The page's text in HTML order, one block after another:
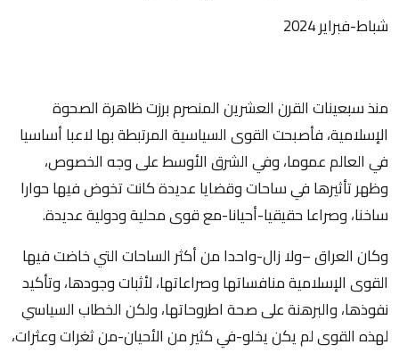
شباط-فبراير 2024
منذ سبعينات القرن العشرين المنصرم برزت ظاهرة الصحوة
الإسلامية، فأصبحت القوى السياسية المرتبطة بها لاعبا أساسيا
في العالم عموما، وفي الشرق الأوسط على وجه الخصوص،
وظهر تأثيرها في ساحات وقضايا عديدة كانت تخوض فيها حوارا
ساخنا، وصراعا حقيقيا-أحيانا-مع قوى محلية ودولية عديدة.
وكان العراق –ولا زال-واحدا من أكثر الساحات التي خاضت فيها
القوى الإسلامية منافساتها وصراعاتها، لأثبات وجودها، وتأكيد
نفوذها، والبرهنة على صحة اطروحاتها، ولكن الخطاب السياسي
لهذه القوى لم يكن يخلو-في كثير من الأحيان-من ثغرات وعثرات،